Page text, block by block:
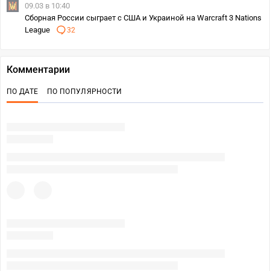
09.03 в 10:40
Сборная России сыграет с США и Украиной на Warcraft 3 Nations
League
32
Комментарии
ПО ДАТЕ ПО ПОПУЛЯРНОСТИ